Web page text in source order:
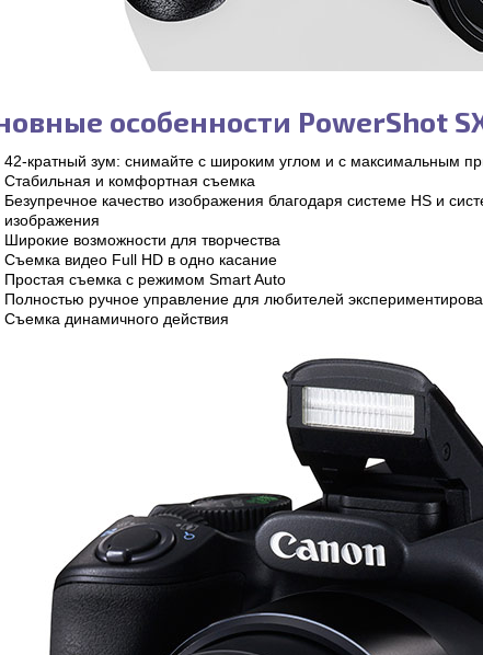
особенности PowerShot
42-кратный зум: снимайте с широким углом и с максимальным
Стабильная и комфортная съемка
Безупречное качество изображения благодаря системе HS и
изображения
Широкие возможности для творчества
Съемка видео Full HD в одно касание
Простая съемка с режимом Smart Auto
Полностью ручное управление для любителей
Съемка динамичного действия